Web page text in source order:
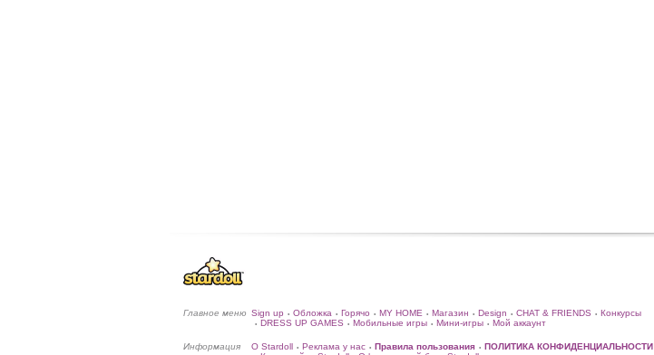
Главное меню Sign up • Обложка • Горячо • MY HOME • Магазин • Design • CHAT & FRIENDS • Конкурсы
• DRESS UP GAMES • Мобильные игры • Мини-игры • Мой аккаунт
Информация О Stardoll • Реклама у нас • Правила пользования • ПОЛИТИКА КОНФИДЕНЦИАЛЬНОСТИ